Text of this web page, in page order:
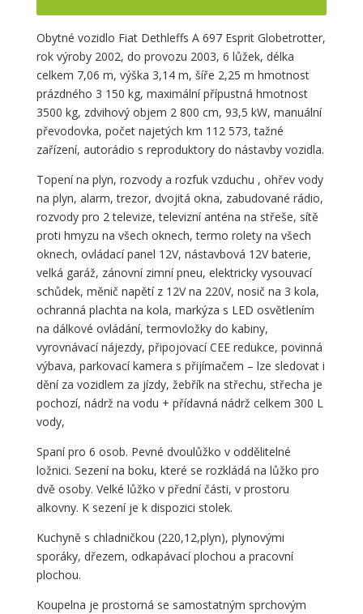
Obytné vozidlo Fiat Dethleffs A 697 Esprit Globetrotter,
rok výroby 2002, do provozu 2003, 6 lůžek, délka
celkem 7,06 m, výška 3,14 m, šíře 2,25 m hmotnost
prázdného 3 150 kg, maximální přípustná hmotnost
3500 kg, zdvihový objem 2 800 cm, 93,5 kW, manuální
převodovka, počet najetých km 112 573, tažné
zařízení, autorádio s reproduktory do nástavby vozidla.
Topení na plyn, rozvody a rozfuk vzduchu , ohřev vody
na plyn, alarm, trezor, dvojitá okna, zabudované rádio,
rozvody pro 2 televize, televizní anténa na střeše, sítě
proti hmyzu na všech oknech, termo rolety na všech
oknech, ovládací panel 12V, nástavbová 12V baterie,
velká garáž, zánovní zimní pneu, elektricky vysouvací
schůdek, měnič napětí z 12V na 220V, nosič na 3 kola,
ochranná plachta na kola, markýza s LED osvětlením
na dálkové ovládání, termovložky do kabiny,
vyrovnávací nájezdy, připojovací CEE redukce, povinná
výbava, parkovací kamera s přijímačem – lze sledovat i
dění za vozidlem za jízdy, žebřík na střechu, střecha je
pochozí, nádrž na vodu + přídavná nádrž celkem 300 L
vody,
Spaní pro 6 osob. Pevné dvoulůžko v oddělitelné
ložnici. Sezení na boku, které se rozkládá na lůžko pro
dvě osoby. Velké lůžko v přední části, v prostoru
alkovny. K sezení je k dispozici stolek.
Kuchyně s chladničkou (220,12,plyn), plynovými
sporáky, dřezem, odkapávací plochou a pracovní
plochou.
Koupelna je prostorná se samostatným sprchovým